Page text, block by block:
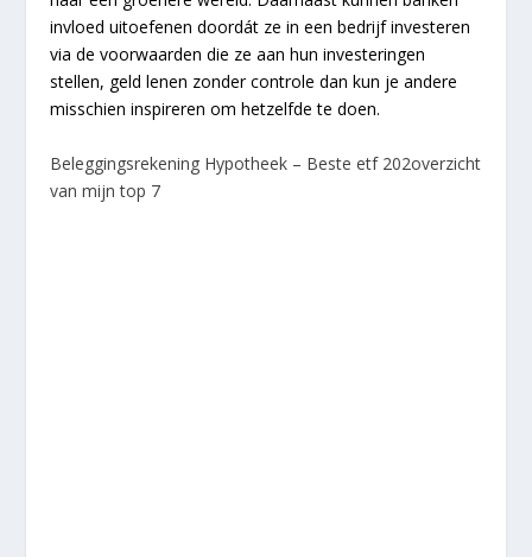
invloed uitoefenen doordát ze in een bedrijf investeren
via de voorwaarden die ze aan hun investeringen
stellen, geld lenen zonder controle dan kun je andere
misschien inspireren om hetzelfde te doen.
Beleggingsrekening Hypotheek – Beste etf 202overzicht
van mijn top 7